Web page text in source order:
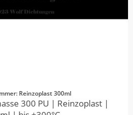
Reinzoplast 300ml
300 PU | Reinzoplast |